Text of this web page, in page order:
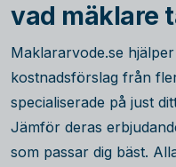
vad mäklare
Maklararvode.se
kostnadsförslag från
specialiserade på just
Jämför deras
som passar dig bäst.